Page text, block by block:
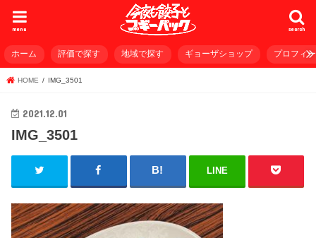
search
menu
ホーム 評価で探す 地域で探す ギョーザショップ プロフィ
HOME IMG_3501
2021.12.01
IMG_3501
LINE